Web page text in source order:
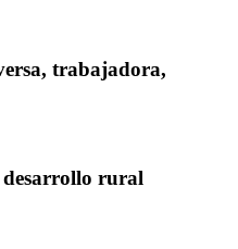
trabajadora,
rural